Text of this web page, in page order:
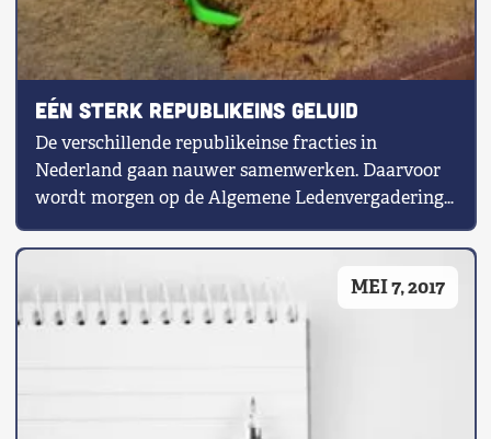
Eén sterk republikeins geluid
De verschillende republikeinse fracties in
Nederland gaan nauwer samenwerken. Daarvoor
wordt morgen op de Algemene Ledenvergadering
van het Nieuw Republikeins […]
MEI 7, 2017